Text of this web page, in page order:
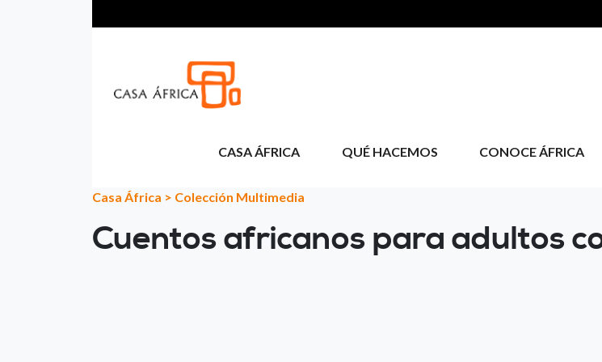
CASA ÁFRICA QUÉ HACEMOS CONOCE ÁFRICA
Casa África > Colección Multimedia
Cuentos africanos para adultos